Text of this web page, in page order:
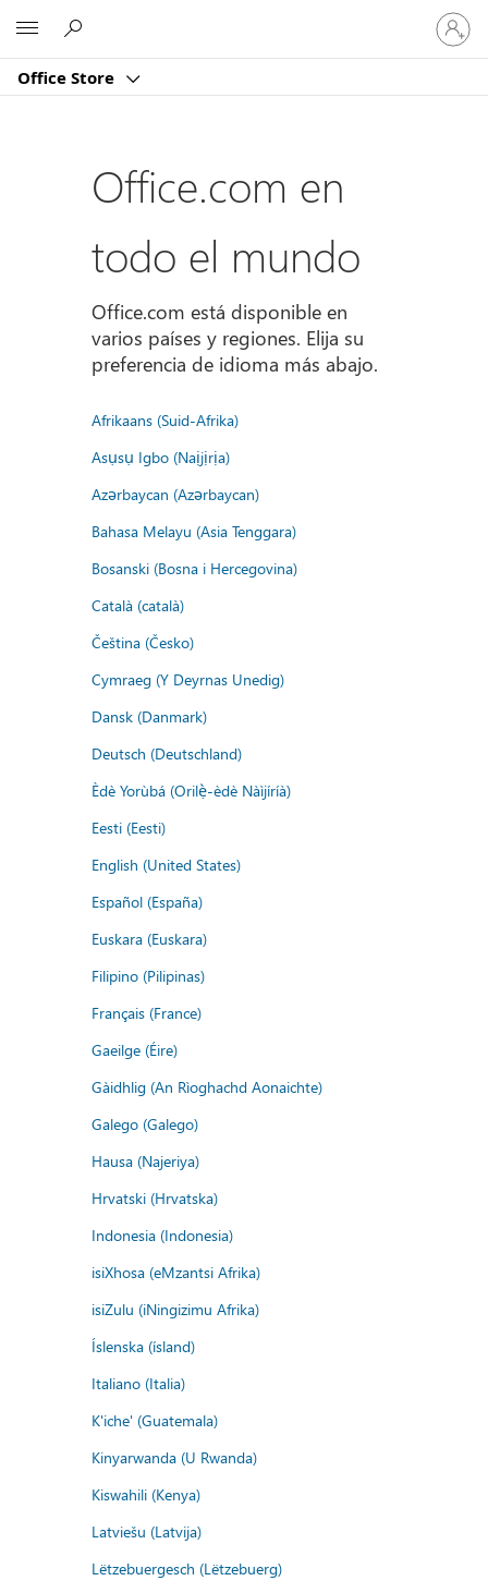
Office Store
Iniciar
sesión
en
cuenta
Office.com en
todo el mundo
Office.com está disponible en
varios países y regiones. Elija su
preferencia de idioma más abajo.
Afrikaans (Suid-Afrika)
Asụsụ Igbo (Naịjịrịa)
Azərbaycan (Azərbaycan)
Bahasa Melayu (Asia Tenggara)
Bosanski (Bosna i Hercegovina)
Català (català)
Čeština (Česko)
Cymraeg (Y Deyrnas Unedig)
Dansk (Danmark)
Deutsch (Deutschland)
Èdè Yorùbá (Orilẹ̀-èdè Nàìjíríà)
Eesti (Eesti)
English (United States)
Español (España)
Euskara (Euskara)
Filipino (Pilipinas)
Français (France)
Gaeilge (Éire)
Gàidhlig (An Rìoghachd Aonaichte)
Galego (Galego)
Hausa (Najeriya)
Hrvatski (Hrvatska)
Indonesia (Indonesia)
isiXhosa (eMzantsi Afrika)
isiZulu (iNingizimu Afrika)
Íslenska (ísland)
Italiano (Italia)
K'iche' (Guatemala)
Kinyarwanda (U Rwanda)
Kiswahili (Kenya)
Latviešu (Latvija)
Lëtzebuergesch (Lëtzebuerg)